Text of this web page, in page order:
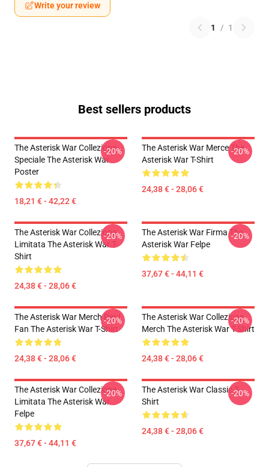
Write your review
1 / 1
Best sellers products
The Asterisk War Collezione
Speciale The Asterisk War
Poster
18,21 € - 42,22 €
-20%
The Asterisk War Merce The
Asterisk War T-Shirt
24,38 € - 28,06 €
-20%
The Asterisk War Collezione
Limitata The Asterisk War T-
Shirt
24,38 € - 28,06 €
-20%
The Asterisk War Firma The
Asterisk War Felpe
37,67 € - 44,11 €
-20%
The Asterisk War Merch Per I
Fan The Asterisk War T-Shirt
24,38 € - 28,06 €
-20%
The Asterisk War Collezione
Merch The Asterisk War T-Shirt
24,38 € - 28,06 €
-20%
The Asterisk War Collezione
Limitata The Asterisk War
Felpe
37,67 € - 44,11 €
-20%
The Asterisk War Classic T-
Shirt
24,38 € - 28,06 €
-20%